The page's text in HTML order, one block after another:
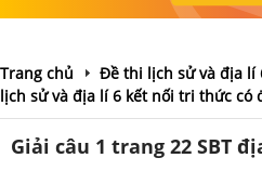
Trang chủ
Đề thi lịch sử và địa lí
lịch sử và địa lí 6 kết nối tri thức có
Giải câu 1 trang 22 SBT